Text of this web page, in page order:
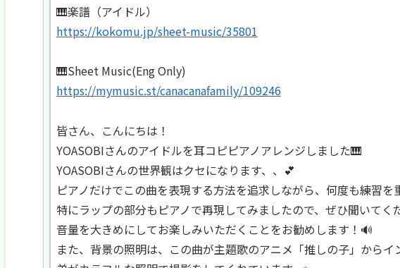
🎹楽譜（アイドル）
https://kokomu.jp/sheet-music/35801
🎹Sheet Music(Eng Only)
https://mymusic.st/canacanafamily/109246
皆さん、こんにちは！
YOASOBIさんのアイドルを耳コピピアノアレンジしました🎹
YOASOBIさんの世界観はクセになります、、💕
ピアノだけでこの曲を表現する方法を追求しながら、何度も練習を
特にラップの部分もピアノで再現してみましたので、ぜひ聞いてく
音量を大きめにしてお楽しみいただくことをお勧めします！🔊
また、背景の照明は、この曲が主題歌のアニメ「推しの子」からイ